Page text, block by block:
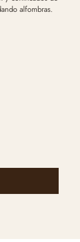
alfombras.